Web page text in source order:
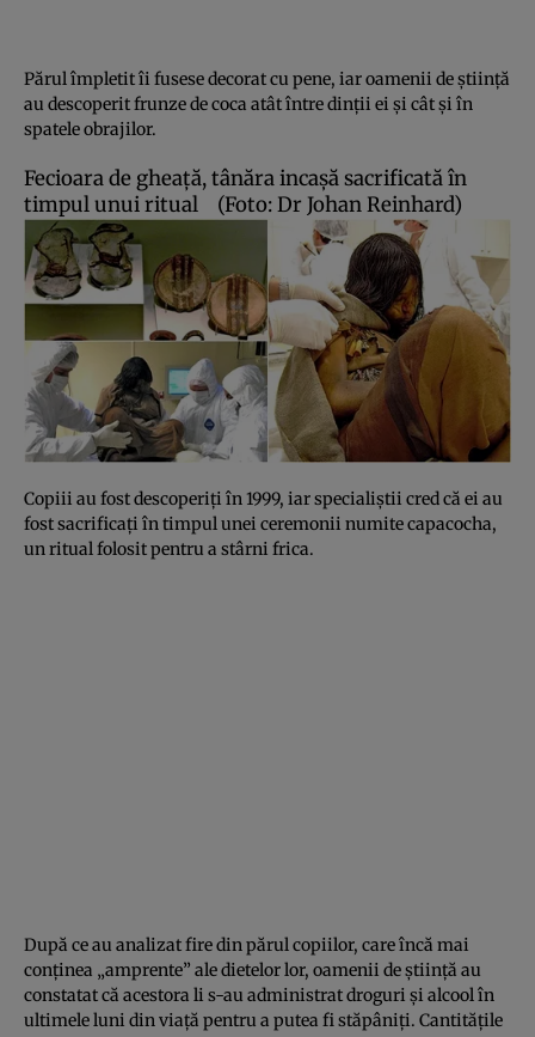
Părul împletit îi fusese decorat cu pene, iar oamenii de ştiinţă
au descoperit frunze de coca atât între dinţii ei şi cât şi în
spatele obrajilor.
Fecioara de gheaţă, tânăra incaşă sacrificată în
timpul unui ritual (Foto: Dr Johan Reinhard)
Copiii au fost descoperiţi în 1999, iar specialiştii cred că ei au
fost sacrificaţi în timpul unei ceremonii numite capacocha,
un ritual folosit pentru a stârni frica.
După ce au analizat fire din părul copiilor, care încă mai
conţinea „amprente” ale dietelor lor, oamenii de ştiinţă au
constatat că acestora li s-au administrat droguri şi alcool în
ultimele luni din viaţă pentru a putea fi stăpâniţi. Cantităţile